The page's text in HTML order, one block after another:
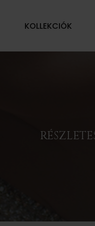
KOLLEKCIÓK